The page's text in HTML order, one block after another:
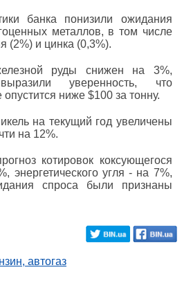
банка понизили ожидания
металлов, в том числе
(2%) и цинка (0,3%).
руды снижен на 3%,
уверенность, что
ниже $100 за тонну.
на текущий год увеличены
на 12%.
котировок коксующегося
энергетического угля - на 7%,
спроса были признаны
автогаз